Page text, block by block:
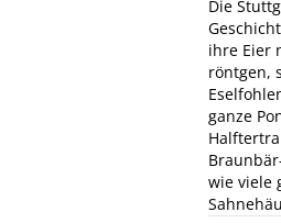
Die
ihre Eier
röntgen,
ganze
wie viele